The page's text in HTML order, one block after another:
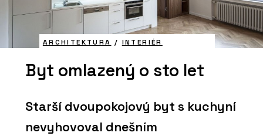
ARCHITEKTURA / INTERIÉR
Byt omlazený o sto let
Starší dvoupokojový byt s kuchyní
nevyhovoval dnešním